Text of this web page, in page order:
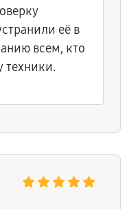
её в
всем, кто
техники.